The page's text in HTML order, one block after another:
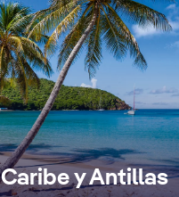
Caribe y Antillas